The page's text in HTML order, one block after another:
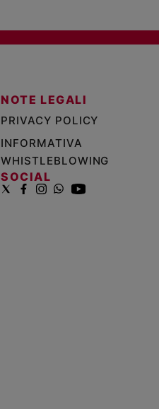
NOTE LEGALI
PRIVACY POLICY
INFORMATIVA
WHISTLEBLOWING
SOCIAL